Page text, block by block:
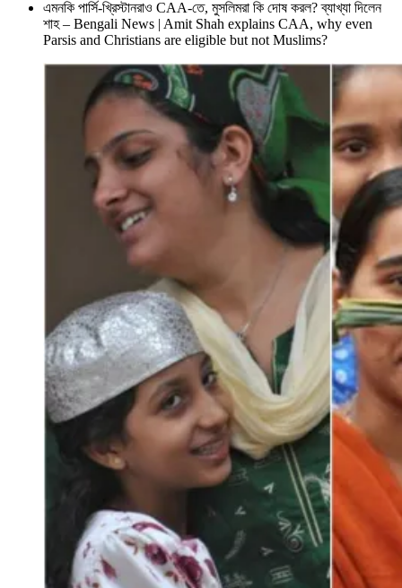
এমনকি পার্সি-খ্রিস্টানরাও CAA-তে, মুসলিমরা কি দোষ করল? ব্যাখ্যা দিলেন
শাহ – Bengali News | Amit Shah explains CAA, why even
Parsis and Christians are eligible but not Muslims?